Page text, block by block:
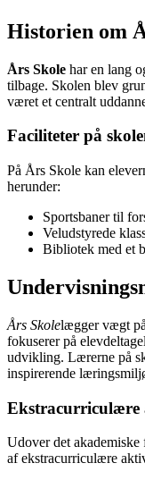
Historien om
Års Skole har en lang
tilbage. Skolen blev
været et centralt
Faciliteter på
På Års Skole kan
herunder:
Sportsbaner til
Veludstyrede
Bibliotek med et
Års Skolelægger vægt
fokuserer på
udvikling. Lærerne på
inspirerende
Ekstracurriculære
Udover det
af ekstracurriculære